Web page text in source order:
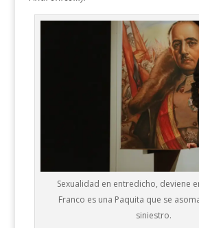
Sexualidad en entredicho, deviene
Franco es una Paquita que se
siniestro.